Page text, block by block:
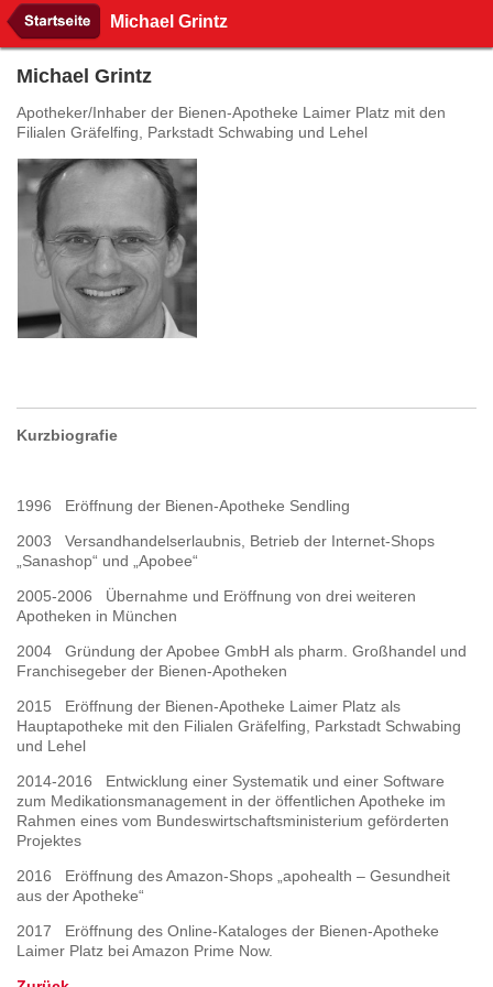
Michael Grintz
Michael Grintz
Apotheker/Inhaber der Bienen-Apotheke Laimer Platz mit den
Filialen Gräfelfing, Parkstadt Schwabing und Lehel
Kurzbiografie
1996 Eröffnung der Bienen-Apotheke Sendling
2003 Versandhandelserlaubnis, Betrieb der Internet-Shops
„Sanashop“ und „Apobee“
2005-2006 Übernahme und Eröffnung von drei weiteren
Apotheken in München
2004 Gründung der Apobee GmbH als pharm. Großhandel und
Franchisegeber der Bienen-Apotheken
2015 Eröffnung der Bienen-Apotheke Laimer Platz als
Hauptapotheke mit den Filialen Gräfelfing, Parkstadt Schwabing
und Lehel
2014-2016 Entwicklung einer Systematik und einer Software
zum Medikationsmanagement in der öffentlichen Apotheke im
Rahmen eines vom Bundeswirtschaftsministerium geförderten
Projektes
2016 Eröffnung des Amazon-Shops „apohealth – Gesundheit
aus der Apotheke“
2017 Eröffnung des Online-Kataloges der Bienen-Apotheke
Laimer Platz bei Amazon Prime Now.